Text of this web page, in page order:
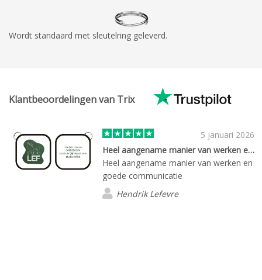
Wordt standaard met sleutelring geleverd.
Klantbeoordelingen van Trix
5 januari 2026
Heel aangename manier van werken en…
Heel aangename manier van werken en
goede communicatie
Hendrik Lefevre